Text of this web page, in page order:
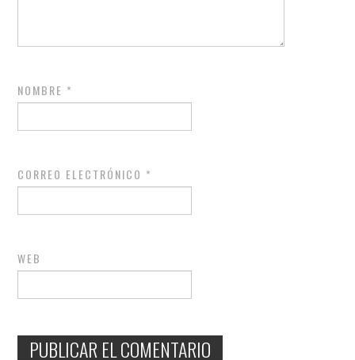
NOMBRE *
CORREO ELECTRÓNICO *
WEB